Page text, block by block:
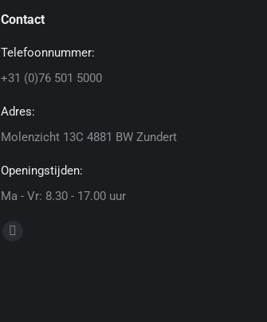
Contact
Telefoonnummer:
+31 (0)76 501 5000
Adres:
Molenzicht 13C 4881 BW Zundert
Openingstijden:
Ma - Vr: 8.30 - 17.00 uur
Vind ons op: